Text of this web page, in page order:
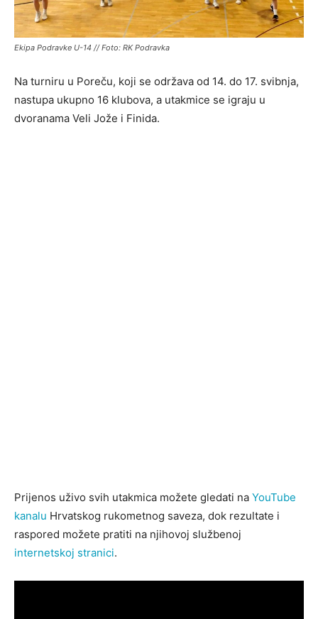
Ekipa Podravke U-14 // Foto: RK Podravka
Na turniru u Poreču, koji se održava od 14. do 17. svibnja,
nastupa ukupno 16 klubova, a utakmice se igraju u
dvoranama Veli Jože i Finida.
Prijenos uživo svih utakmica možete gledati na YouTube
kanalu Hrvatskog rukometnog saveza, dok rezultate i
raspored možete pratiti na njihovoj službenoj
internetskoj stranici.